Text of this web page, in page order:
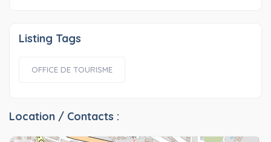
Listing Tags
OFFICE DE TOURISME
Location / Contacts :